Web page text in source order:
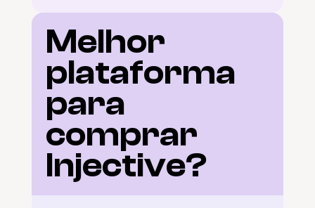
Melhor
plataforma
para
comprar
Injective?